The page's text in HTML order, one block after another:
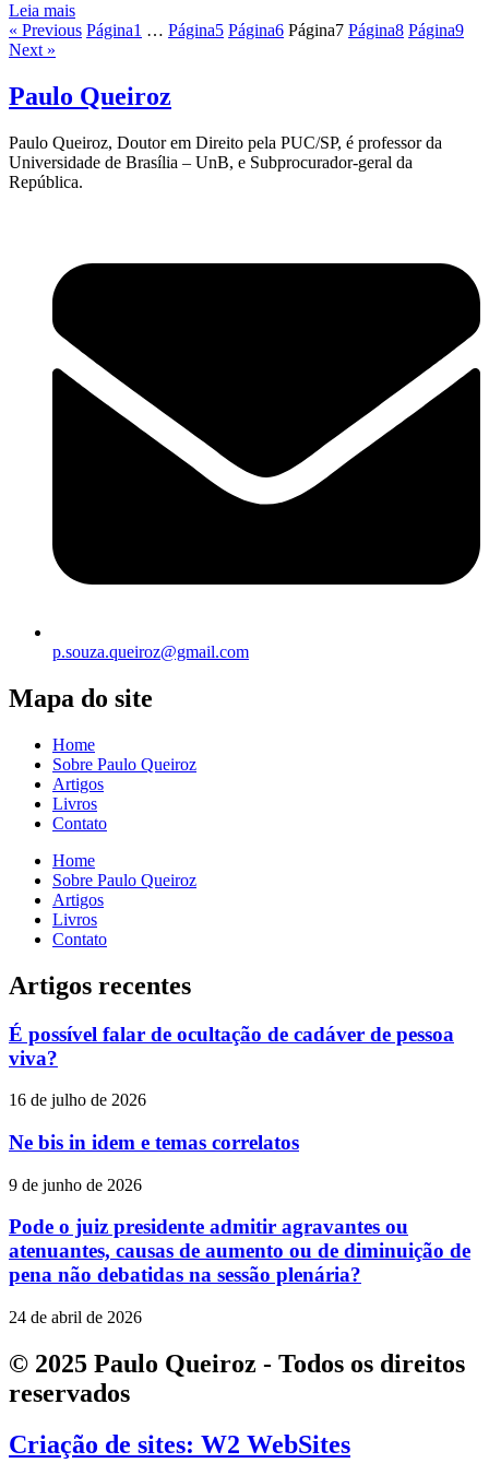
Leia mais
« Previous Página1 … Página5 Página6 Página7 Página8 Página9
Next »
Paulo Queiroz
Paulo Queiroz, Doutor em Direito pela PUC/SP, é professor da
Universidade de Brasília – UnB, e Subprocurador-geral da
República.
p.souza.queiroz@gmail.com
Mapa do site
Home
Sobre Paulo Queiroz
Artigos
Livros
Contato
Home
Sobre Paulo Queiroz
Artigos
Livros
Contato
Artigos recentes
É possível falar de ocultação de cadáver de pessoa
viva?
16 de julho de 2026
Ne bis in idem e temas correlatos
9 de junho de 2026
Pode o juiz presidente admitir agravantes ou
atenuantes, causas de aumento ou de diminuição de
pena não debatidas na sessão plenária?
24 de abril de 2026
© 2025 Paulo Queiroz - Todos os direitos
reservados
Criação de sites: W2 WebSites